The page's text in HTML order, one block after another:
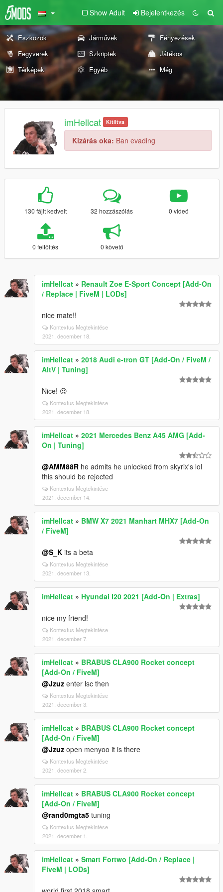
Show Adult Bejelentkezés
Eszközök Járművek
Fényezések
Fegyverek
Szkriptek
Játékos
Térképek
Egyéb Még
imHellcat Kitíltva
Kizárás oka: Ban evading
130 fájlt kedvelt 32 hozzászólás 0 videó
0 feltöltés 0 követő
imHellcat » Renault Zoe E-Sport Concept [Add-On
/ Replace | FiveM | LODs]
nice mate!!
Kontextus Megtekintése
2021. december 18.
imHellcat » 2018 Audi e-tron GT [Add-On / FiveM /
AltV | Tuning]
Nice! 😍
Kontextus Megtekintése
2021. december 18.
imHellcat » 2021 Mercedes Benz A45 AMG [Add-
On | Tuning]
@AMM88R he admits he unlocked from skyrix's lol
this should be rejected
Kontextus Megtekintése
2021. december 14.
imHellcat » BMW X7 2021 Manhart MHX7 [Add-On
/ FiveM]
@S_K its a beta
Kontextus Megtekintése
2021. december 13.
imHellcat » Hyundai I20 2021 [Add-On | Extras]
nice my friend!
Kontextus Megtekintése
2021. december 7.
imHellcat » BRABUS CLA900 Rocket concept
[Add-On / FiveM]
@Jzuz enter lsc then
Kontextus Megtekintése
2021. december 3.
imHellcat » BRABUS CLA900 Rocket concept
[Add-On / FiveM]
@Jzuz open menyoo it is there
Kontextus Megtekintése
2021. december 2.
imHellcat » BRABUS CLA900 Rocket concept
[Add-On / FiveM]
@rand0mgta5 tuning
Kontextus Megtekintése
2021. december 1.
imHellcat » Smart Fortwo [Add-On / Replace |
FiveM | LODs]